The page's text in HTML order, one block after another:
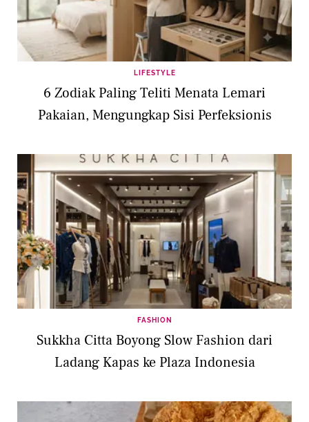
LIFESTYLE
6 Zodiak Paling Teliti Menata Lemari
Pakaian, Mengungkap Sisi Perfeksionis
FASHION
Sukkha Citta Boyong Slow Fashion dari
Ladang Kapas ke Plaza Indonesia